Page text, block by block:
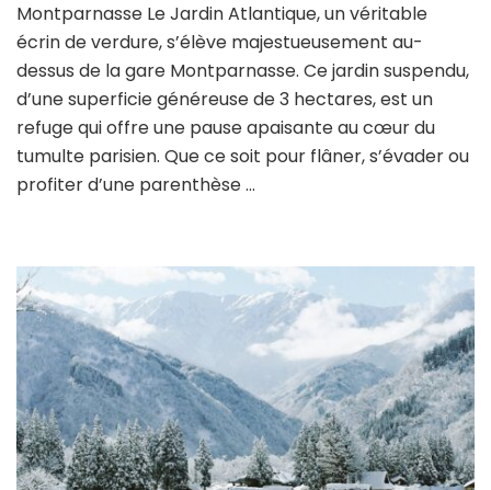
jardin
Atlantique
la
gare
Montparnasse
:
cœur
Paris
Montparnasse Le Jardin Atlantique, un véritable
écrin de verdure, s’élève majestueusement au-
dessus de la gare Montparnasse. Ce jardin suspendu,
d’une superficie généreuse de 3 hectares, est un
refuge qui offre une pause apaisante au cœur du
tumulte parisien. Que ce soit pour flâner, s’évader ou
profiter d’une parenthèse …